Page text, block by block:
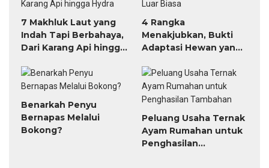
7 Makhluk Laut yang
Indah Tapi Berbahaya,
Dari Karang Api hingga
4 Rangka
Menakjubkan, Bukti
Adaptasi Hewan yang
Benarkah Penyu
Bernapas Melalui
Bokong?
Peluang Usaha Ternak
Ayam Rumahan untuk
Penghasilan